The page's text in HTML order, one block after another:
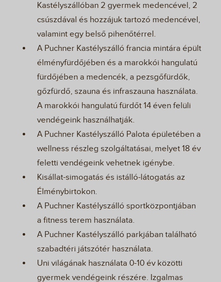
Kastélyszállóban 2 gyermek medencével, 2
csúszdával és hozzájuk tartozó medencével,
valamint egy belső pihenőtérrel.
A Puchner Kastélyszálló francia mintára épült
élményfürdőjében és a marokkói hangulatú
fürdőjében a medencék, a pezsgőfürdők,
gőzfürdő, szauna és infraszauna használata.
A marokkói hangulatú fürdőt 14 éven felüli
vendégeink használhatják.
A Puchner Kastélyszálló Palota épületében a
wellness részleg szolgáltatásai, melyet 18 év
feletti vendégeink vehetnek igénybe.
Kisállat-simogatás és istálló-látogatás az
Élménybirtokon.
A Puchner Kastélyszálló sportközpontjában
a fitness terem használata.
A Puchner Kastélyszálló parkjában található
szabadtéri játszótér használata.
Uni világának használata 0-10 év közötti
gyermek vendégeink részére. Izgalmas